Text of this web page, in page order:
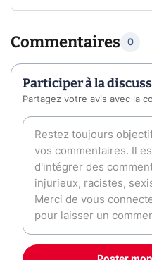
Commentaires 0
Participer à la
Partagez votre avis avec la